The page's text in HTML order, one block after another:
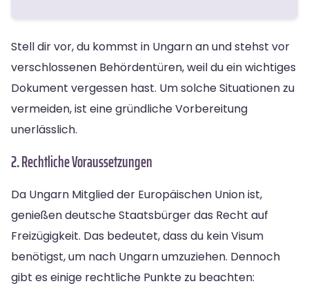
Stell dir vor, du kommst in Ungarn an und stehst vor
verschlossenen Behördentüren, weil du ein wichtiges
Dokument vergessen hast. Um solche Situationen zu
vermeiden, ist eine gründliche Vorbereitung
unerlässlich.
2. Rechtliche Voraussetzungen
Da Ungarn Mitglied der Europäischen Union ist,
genießen deutsche Staatsbürger das Recht auf
Freizügigkeit. Das bedeutet, dass du kein Visum
benötigst, um nach Ungarn umzuziehen. Dennoch
gibt es einige rechtliche Punkte zu beachten: